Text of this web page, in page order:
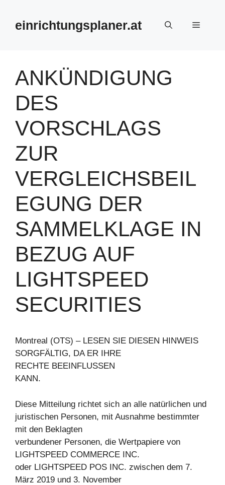
springeneinrichtungsplaner.at Menü
ANKÜNDIGUNG
DES
VORSCHLAGS
ZUR
VERGLEICHSBEIL
EGUNG DER
SAMMELKLAGE IN
BEZUG AUF
LIGHTSPEED
SECURITIES
Montreal (OTS) – LESEN SIE DIESEN HINWEIS
SORGFÄLTIG, DA ER IHRE
RECHTE BEEINFLUSSEN
KANN.
Diese Mitteilung richtet sich an alle natürlichen und
juristischen Personen, mit Ausnahme bestimmter
mit den Beklagten
verbundener Personen, die Wertpapiere von
LIGHTSPEED COMMERCE INC.
oder LIGHTSPEED POS INC. zwischen dem 7.
März 2019 und 3. November